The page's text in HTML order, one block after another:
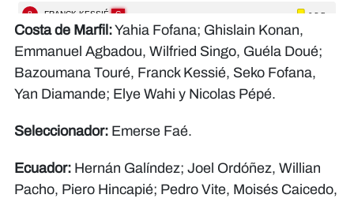
Costa de Marfil:Yahia Fofana; Ghislain Konan,
Emmanuel Agbadou, Wilfried Singo, Guéla Doué;
Bazoumana Touré, Franck Kessié, Seko Fofana,
Yan Diamande; Elye Wahi y Nicolas Pépé.
Seleccionador: Emerse Faé.
Ecuador: Hernán Galíndez; Joel Ordóñez, Willian
Pacho, Piero Hincapié; Pedro Vite, Moisés Caicedo,